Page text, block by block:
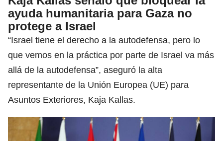
ayuda humanitaria para Gaza no
protege a Israel
“Israel tiene el derecho a la autodefensa, pero lo
que vemos en la práctica por parte de Israel va más
allá de la autodefensa”, aseguró la alta
representante de la Unión Europea (UE) para
Asuntos Exteriores, Kaja Kallas.